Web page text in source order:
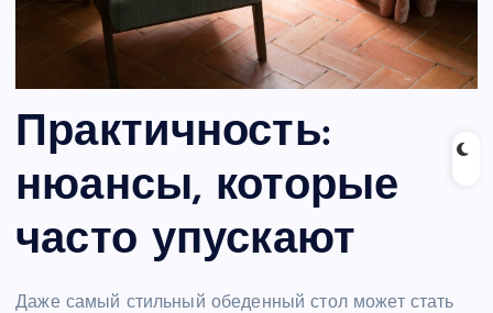
Практичность:
нюансы, которые
часто упускают
Даже самый стильный обеденный стол может стать